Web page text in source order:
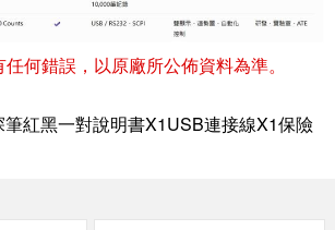
何錯誤，以原廠所公佈資料為準。
紅黑一對說明書X1USB連接線X1保險